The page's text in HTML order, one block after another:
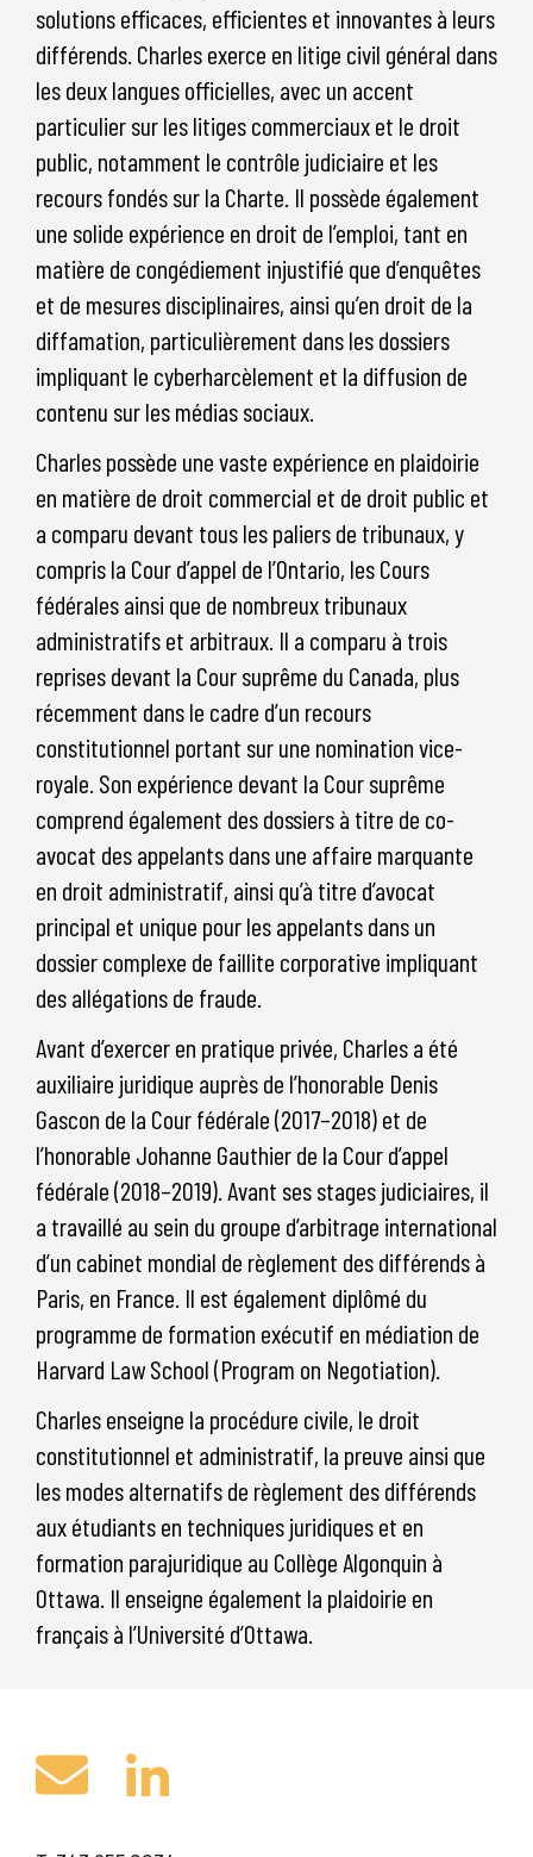
solutions efficaces, efficientes et innovantes à leurs
différends. Charles exerce en litige civil général dans
les deux langues officielles, avec un accent
particulier sur les litiges commerciaux et le droit
public, notamment le contrôle judiciaire et les
recours fondés sur la Charte. Il possède également
une solide expérience en droit de l’emploi, tant en
matière de congédiement injustifié que d’enquêtes
et de mesures disciplinaires, ainsi qu’en droit de la
diffamation, particulièrement dans les dossiers
impliquant le cyberharcèlement et la diffusion de
contenu sur les médias sociaux.
Charles possède une vaste expérience en plaidoirie
en matière de droit commercial et de droit public et
a comparu devant tous les paliers de tribunaux, y
compris la Cour d’appel de l’Ontario, les Cours
fédérales ainsi que de nombreux tribunaux
administratifs et arbitraux. Il a comparu à trois
reprises devant la Cour suprême du Canada, plus
récemment dans le cadre d’un recours
constitutionnel portant sur une nomination vice-
royale. Son expérience devant la Cour suprême
comprend également des dossiers à titre de co-
avocat des appelants dans une affaire marquante
en droit administratif, ainsi qu’à titre d’avocat
principal et unique pour les appelants dans un
dossier complexe de faillite corporative impliquant
des allégations de fraude.
Avant d’exercer en pratique privée, Charles a été
auxiliaire juridique auprès de l’honorable Denis
Gascon de la Cour fédérale (2017–2018) et de
l’honorable Johanne Gauthier de la Cour d’appel
fédérale (2018–2019). Avant ses stages judiciaires, il
a travaillé au sein du groupe d’arbitrage international
d’un cabinet mondial de règlement des différends à
Paris, en France. Il est également diplômé du
programme de formation exécutif en médiation de
Harvard Law School (Program on Negotiation).
Charles enseigne la procédure civile, le droit
constitutionnel et administratif, la preuve ainsi que
les modes alternatifs de règlement des différends
aux étudiants en techniques juridiques et en
formation parajuridique au Collège Algonquin à
Ottawa. Il enseigne également la plaidoirie en
français à l’Université d’Ottawa.